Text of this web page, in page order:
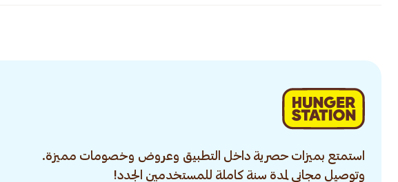
استمتع بميزات حصرية داخل التطبيق وعروض وخصومات مميزة.
وتوصيل مجاني لمدة سنة كاملة للمستخدمين الجدد!